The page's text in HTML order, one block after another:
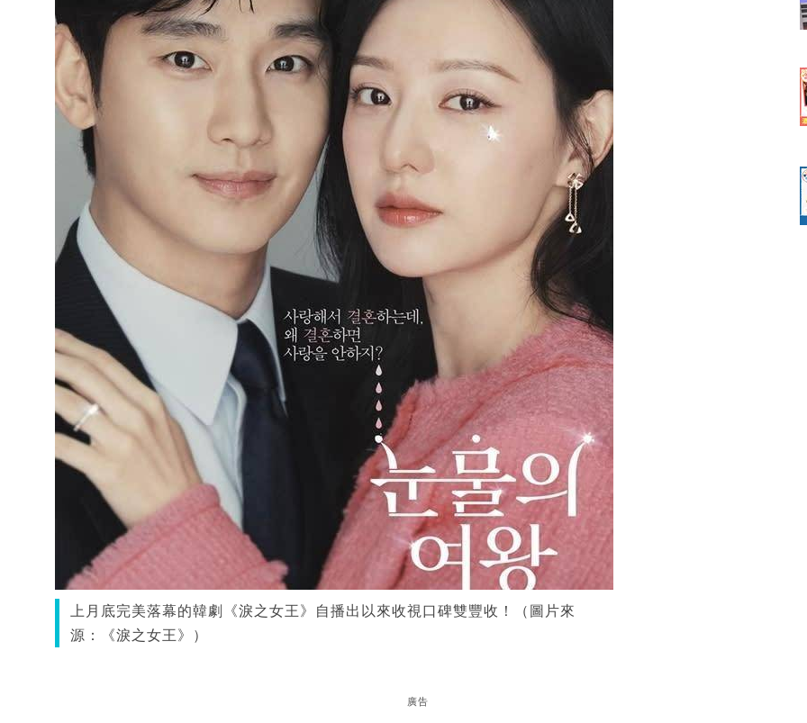
上月底完美落幕的韓劇《淚之女王》自播出以來收視口碑雙豐收！（圖片來
源：《淚之女王》）
廣告